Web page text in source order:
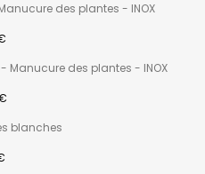
des plantes - INOX
Manucure des plantes - INOX
blanches